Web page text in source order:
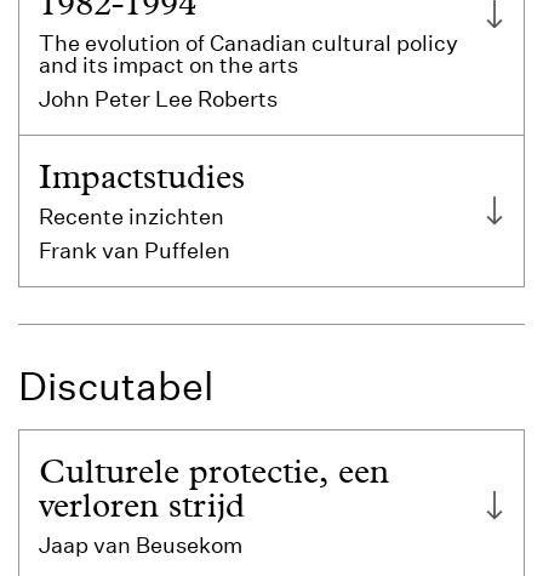
The evolution of Canadian cultural policy
and its impact on the arts
John Peter Lee Roberts
Impactstudies
Recente inzichten
Frank van Puffelen
Discutabel
Culturele protectie, een
verloren strijd
Jaap van Beusekom